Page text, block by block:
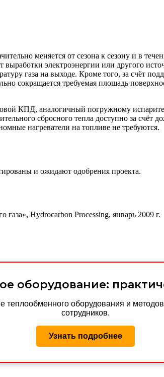
меняется от сезона к сезону и в
электроэнергии или другого
газа на выходе. Кроме того, за счёт
сокращается требуемая площадь
КПД, аналогичный погружному
сбросного тепла доступно за
нагреватели на топливе не требуются.
и ожидают одобрения проекта.
Hydrocarbon Processing, январь 2009 г.
оборудование:
теплообменного оборудования и
сотрудников.
Узнать подробнее